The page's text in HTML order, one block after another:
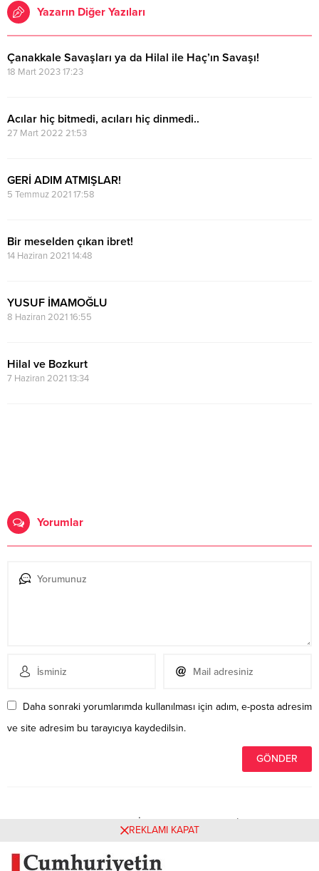
Yazarın Diğer Yazıları
Çanakkale Savaşları ya da Hilal ile Haç’ın Savaşı!
18 Mart 2023 17:23
Acılar hiç bitmedi, acıları hiç dinmedi..
27 Mart 2022 21:53
GERİ ADIM ATMIŞLAR!
5 Temmuz 2021 17:58
Bir meselden çıkan ibret!
14 Haziran 2021 14:48
YUSUF İMAMOĞLU
8 Haziran 2021 16:55
Hilal ve Bozkurt
7 Haziran 2021 13:34
Yorumlar
Daha sonraki yorumlarımda kullanılması için adım, e-posta adresim
ve site adresim bu tarayıcıya kaydedilsin.
Henüz yorum yapılmamış. İlk yorumu yukarıdaki form
aracılığıyla siz yapabilirsiniz.REKLAMI KAPAT